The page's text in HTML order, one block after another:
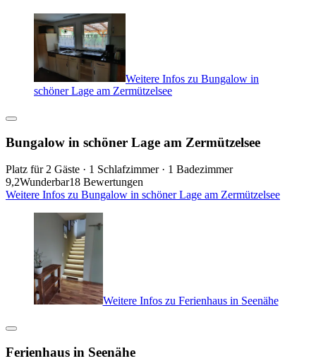
Weitere Infos zu Bungalow in
schöner Lage am Zermützelsee
Bungalow in schöner Lage am Zermützelsee
Platz für 2 Gäste · 1 Schlafzimmer · 1 Badezimmer
9,2Wunderbar18 Bewertungen
Weitere Infos zu Bungalow in schöner Lage am Zermützelsee
Weitere Infos zu Ferienhaus in Seenähe
Ferienhaus in Seenähe